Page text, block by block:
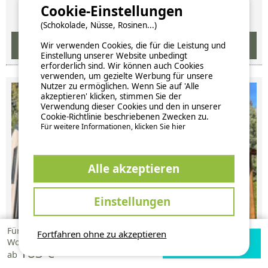
Für 1
Woche
ab 183 €
Verfügbarkeiten
Verfügbarkeiten und Preise
Fortfahren ohne zu akzeptieren
Cookie-Einstellungen
(Schokolade, Nüsse, Rosinen...)
Wir verwenden Cookies, die für die Leistung und
Einstellung unserer Website unbedingt
erforderlich sind. Wir können auch Cookies
verwenden, um gezielte Werbung für unsere
Nutzer zu ermöglichen. Wenn Sie auf 'Alle
akzeptieren' klicken, stimmen Sie der
Verwendung dieser Cookies und den in unserer
Cookie-Richtlinie beschriebenen Zwecken zu.
Für weitere Informationen, klicken Sie hier
Alle akzeptieren
Einstellungen